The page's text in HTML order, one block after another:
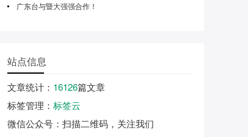
广东台与暨大强强合作！
站点信息
文章统计 ： 16126篇文章
标签管理 ： 标签云
微信公众号 ：扫描二维码，关注我们